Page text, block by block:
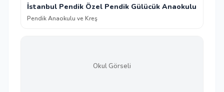
İstanbul Pendik Özel Pendik Gülücük Anaokulu
Pendik Anaokulu ve Kreş
Okul Görseli